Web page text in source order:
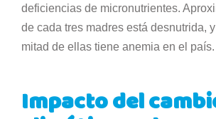
deficiencias de micronutrientes.
de cada tres madres está desnutrida,
mitad de ellas tiene anemia en el país.
Impacto del